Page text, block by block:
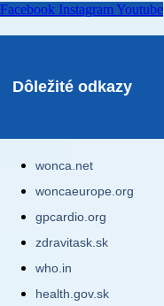
Facebook Instagram Youtube
Dôležité odkazy
wonca.net
woncaeurope.org
gpcardio.org
zdravitask.sk
who.in
health.gov.sk